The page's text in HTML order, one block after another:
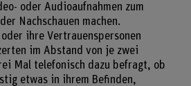
oder Audioaufnahmen zum
Nachschauen machen.
ihre Vertrauenspersonen
im Abstand von je zwei
Mal telefonisch dazu befragt, ob
etwas in ihrem Befinden,